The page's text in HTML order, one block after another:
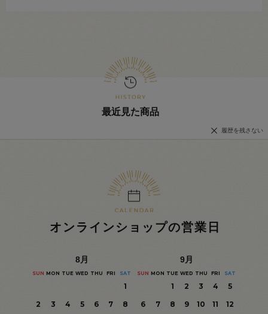
最近見た商品
履歴を残さない
オンラインショップの営業日
8月
SUN MON TUE WED THU FRI SAT
1
2
3 4 5 6 7
8
9月
SUN MON TUE WED THU FRI SAT
1 2 3 4
5
6
7 8 9 10 11
12